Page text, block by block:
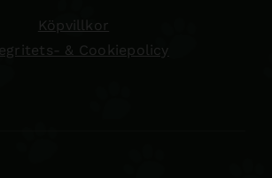
Köpvillkor
& Cookiepolicy